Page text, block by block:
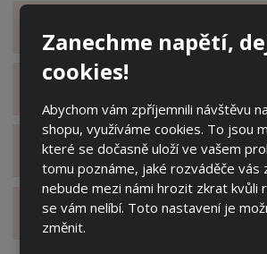
Zanechme napětí,
cookies!
Abychom vám zpříjemnili návštěvu
shopu, využíváme cookies. To jsou
které se dočasně uloží ve vašem
tomu poznáme, jaké rozváděče vás
nebude mezi námi hrozit zkrat kvůli
se vám nelíbí. Toto nastavení je
změnit.
Zobrazit hodnocení produktu
Zobrazit alternativní produkty